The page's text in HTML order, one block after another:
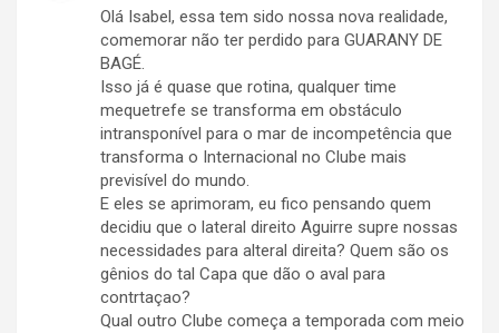
Olá Isabel, essa tem sido nossa nova realidade,
comemorar não ter perdido para GUARANY DE
BAGÉ.
Isso já é quase que rotina, qualquer time
mequetrefe se transforma em obstáculo
intransponível para o mar de incompetência que
transforma o Internacional no Clube mais
previsível do mundo.
E eles se aprimoram, eu fico pensando quem
decidiu que o lateral direito Aguirre supre nossas
necessidades para alteral direita? Quem são os
gênios do tal Capa que dão o aval para
contrtaçao?
Qual outro Clube começa a temporada com meio